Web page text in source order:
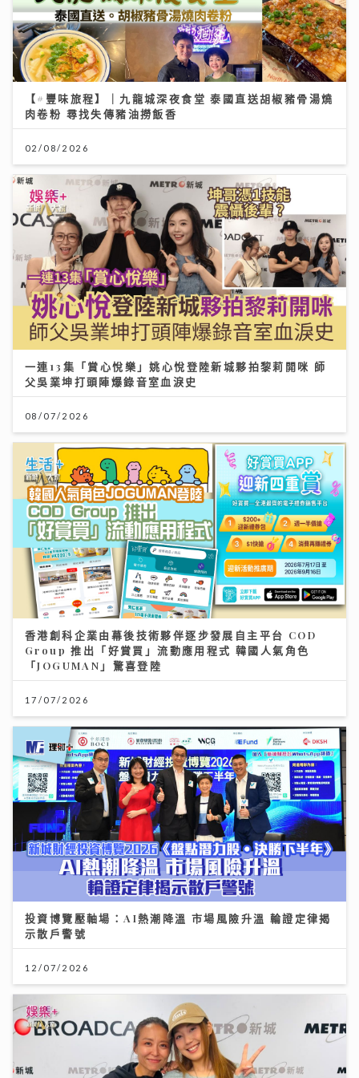
【#豐味旅程】｜九龍城深夜食堂 泰國直送胡椒豬骨湯燒
肉卷粉 尋找失傳豬油撈飯香
02/08/2026
一連13集「賞心悅樂」姚心悅登陸新城夥拍黎莉開咪 師
父吳業坤打頭陣爆錄音室血淚史
08/07/2026
香港創科企業由幕後技術夥伴逐步發展自主平台 COD
Group 推出「好賞買」流動應用程式 韓國人氣角色
「JOGUMAN」驚喜登陸
17/07/2026
投資博覽壓軸場：AI熱潮降溫 市場風險升溫 輪證定律揭
示散戶警號
12/07/2026